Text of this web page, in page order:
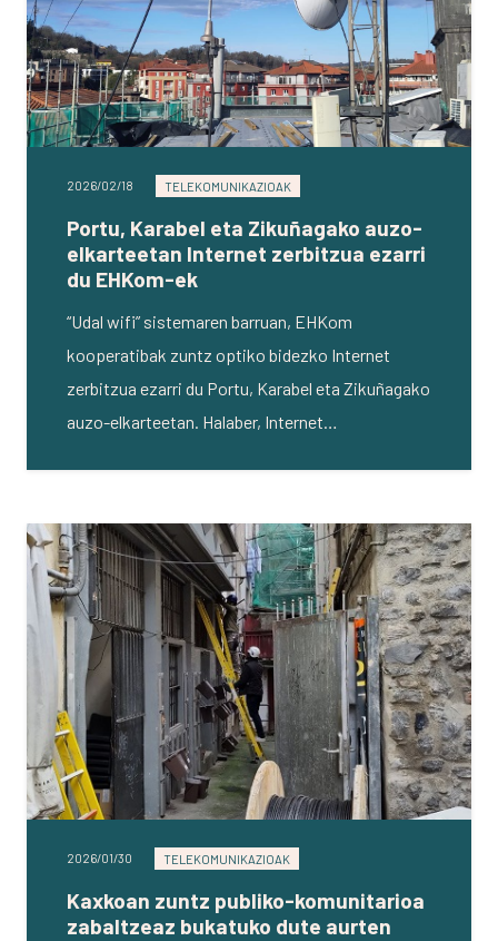
2026/02/18 TELEKOMUNIKAZIOAK
Portu, Karabel eta Zikuñagako auzo-
elkarteetan Internet zerbitzua ezarri
du EHKom-ek
“Udal wifi” sistemaren barruan, EHKom
kooperatibak zuntz optiko bidezko Internet
zerbitzua ezarri du Portu, Karabel eta Zikuñagako
auzo-elkarteetan. Halaber, Internet…
2026/01/30 TELEKOMUNIKAZIOAK
Kaxkoan zuntz publiko-komunitarioa
zabaltzeaz bukatuko dute aurten